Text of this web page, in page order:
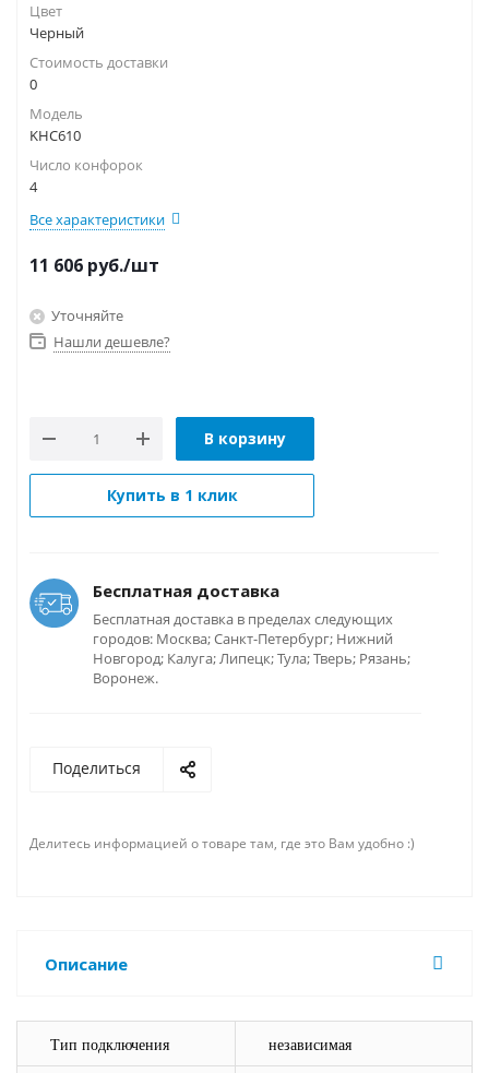
Цвет
Черный
Стоимость доставки
0
Модель
KHC610
Число конфорок
4
Все характеристики
11 606 руб./шт
Уточняйте
Нашли дешевле?
В корзину
Купить в 1 клик
Бесплатная доставка
Бесплатная доставка в пределах следующих
городов: Москва; Санкт-Петербург; Нижний
Новгород; Калуга; Липецк; Тула; Тверь; Рязань;
Воронеж.
Поделиться
Делитесь информацией о товаре там, где это Вам удобно :)
Описание
Тип подключения независимая